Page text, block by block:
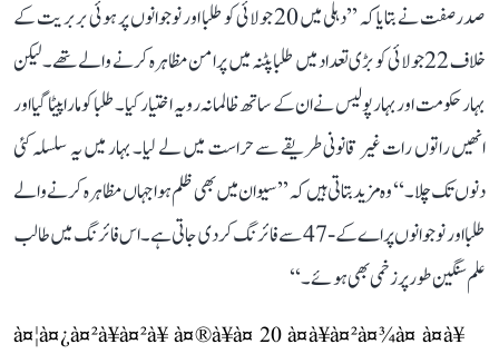
صدر صفت نے بتایا کہ ’’دہلی میں 20 جولائی کو طلبا اور نوجوانوں پر ہوئی بربریت کے
خلاف 22 جولائی کو بڑی تعداد میں طلبا پٹنہ میں پرامن مظاہرہ کرنے والے تھے۔ لیکن
بہار حکومت اور بہار پولیس نے ان کے ساتھ ظالمانہ رویہ اختیار کیا۔ طلبا کو مارا پیٹا گیا اور
انھیں راتوں رات غیر قانونی طریقے سے حراست میں لے لیا۔ بہار میں یہ سلسلہ کئی
دنوں تک چلا۔‘‘ وہ مزید بتاتی ہیں کہ ’’سیوان میں بھی ظلم ہوا جہاں مظاہرہ کرنے والے
طلبا اور نوجوانوں پر اے کے-47 سے فائرنگ کر دی جاتی ہے۔ اس فائرنگ میں طالب
علم سنگین طور پر زخمی بھی ہوئے۔‘‘
à¤¦à¤¿à¤²à¥à¤²à¥ à¤®à¥à¤ 20 à¤à¥à¤²à¤¾à¤ à¤à¥